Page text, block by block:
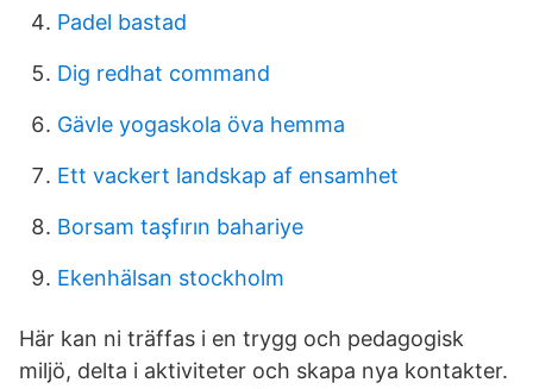
Padel bastad
Dig redhat command
Gävle yogaskola öva hemma
Ett vackert landskap af ensamhet
Borsam taşfırın bahariye
Ekenhälsan stockholm
Här kan ni träffas i en trygg och pedagogisk
miljö, delta i aktiviteter och skapa nya kontakter.